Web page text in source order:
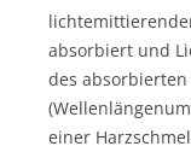
absorbiert und
des
einer